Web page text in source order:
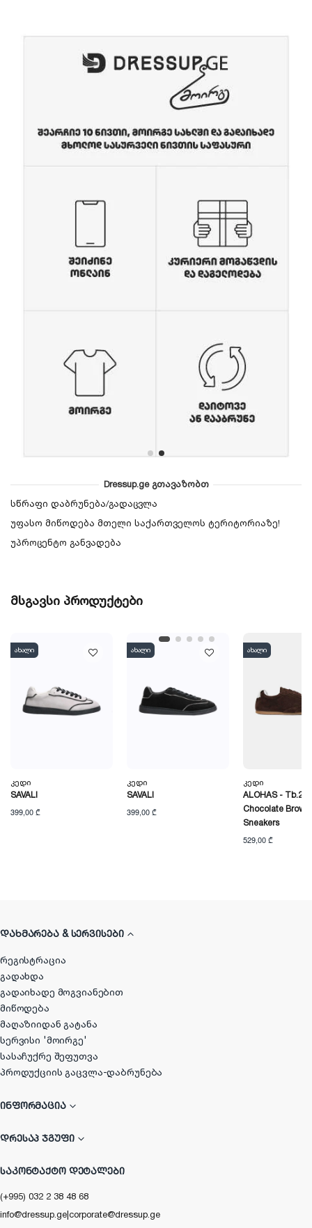
Dressup.ge გთავაზობთ
სწრაფი დაბრუნება/გადაცვლა
უფასო მიწოდება მთელი საქართველოს ტერიტორიაზე!
უპროცენტო განვადება
მსგავსი პროდუქტები
ახალი
Კედი
SAVALI
399,00 ₾
ახალი
Კედი
SAVALI
399,00 ₾
ახალი
Კედი
ALOHAS - Tb.24
Chocolate
Sneakers
529,00 ₾
ᲓᲐᲮᲛᲐᲠᲔᲑᲐ & ᲡᲔᲠᲕᲘᲡᲔᲑᲘ
რეგისტრაცია
გადახდა
გადაიხადე მოგვიანებით
მიწოდება
მაღაზიიდან გატანა
სერვისი 'მოირგე'
სასაჩუქრე შეფუთვა
პროდუქციის გაცვლა-დაბრუნება
ᲘᲜᲤᲝᲠᲛᲐᲪᲘᲐ
ᲓᲠᲔᲡᲐᲞ ᲯᲒᲣᲤᲘ
ᲡᲐᲙᲝᲜᲢᲐᲥᲢᲝ ᲓᲔᲢᲐᲚᲔᲑᲘ
(+995) 032 2 38 48 68
info@dressup.ge|corporate@dressup.ge